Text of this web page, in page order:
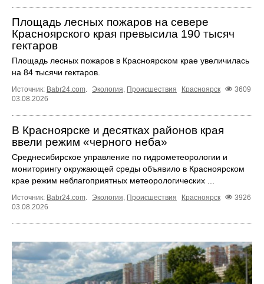
Площадь лесных пожаров на севере
Красноярского края превысила 190 тысяч
гектаров
Площадь лесных пожаров в Красноярском крае увеличилась
на 84 тысячи гектаров.
Источник: Babr24.com. Экология, Происшествия Красноярск
3609
03.08.2026
В Красноярске и десятках районов края
ввели режим «черного неба»
Среднесибирское управление по гидрометеорологии и
мониторингу окружающей среды объявило в Красноярском
крае режим неблагоприятных метеорологических ...
Источник: Babr24.com. Экология, Происшествия Красноярск
3926
03.08.2026